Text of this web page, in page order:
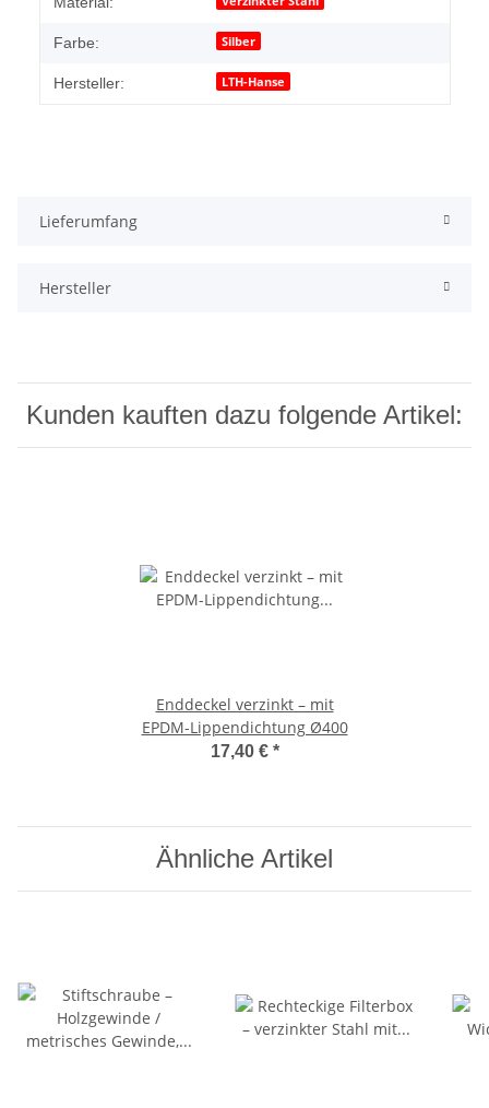
Farbe: Silber
Hersteller: LTH-Hanse
Lieferumfang
Hersteller
Kunden kauften dazu folgende Artikel:
Enddeckel verzinkt – mit
EPDM-Lippendichtung Ø400
17,40 € *
Ähnliche Artikel